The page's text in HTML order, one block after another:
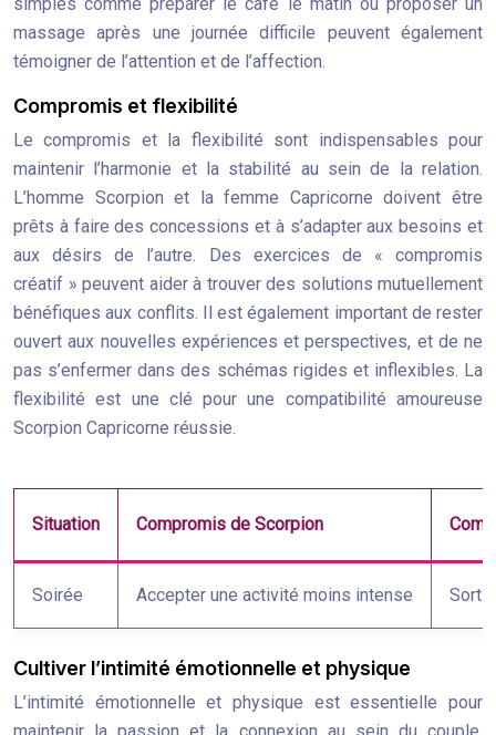
massage après une journée difficile peuvent également
témoigner de l’attention et de l’affection.
Compromis et flexibilité
Le compromis et la flexibilité sont indispensables pour
maintenir l’harmonie et la stabilité au sein de la relation.
L’homme Scorpion et la femme Capricorne doivent être
prêts à faire des concessions et à s’adapter aux besoins et
aux désirs de l’autre. Des exercices de « compromis
créatif » peuvent aider à trouver des solutions mutuellement
bénéfiques aux conflits. Il est également important de rester
ouvert aux nouvelles expériences et perspectives, et de ne
pas s’enfermer dans des schémas rigides et inflexibles. La
flexibilité est une clé pour une compatibilité amoureuse
Scorpion Capricorne réussie.
Situation Compromis de Scorpion
Soirée Accepter une activité moins intense
Cultiver l’intimité émotionnelle et physique
L’intimité émotionnelle et physique est essentielle pour